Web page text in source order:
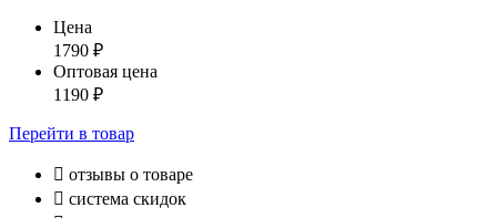
Цена
1790 ₽
Оптовая цена
1190 ₽
Перейти в товар
 отзывы о товаре
 система скидок